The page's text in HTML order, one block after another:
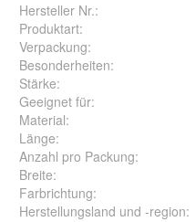
Hersteller Nr.:
Produktart:
Verpackung:
Besonderheiten:
Stärke:
Geeignet für:
Material:
Länge:
Anzahl pro Packung:
Breite:
Farbrichtung:
Herstellungsland und -region: